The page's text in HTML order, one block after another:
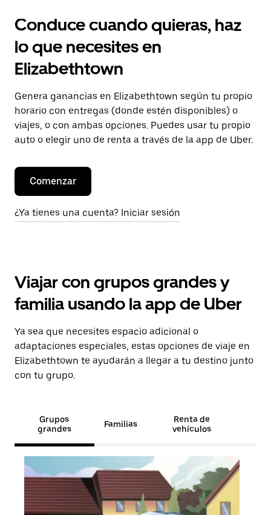
Conduce cuando quieras, haz
lo que necesites en
Elizabethtown
Genera ganancias en Elizabethtown según tu propio
horario con entregas (donde estén disponibles) o
viajes, o con ambas opciones. Puedes usar tu propio
auto o elegir uno de renta a través de la app de Uber.
Comenzar
¿Ya tienes una cuenta? Iniciar sesión
Viajar con grupos grandes y
familia usando la app de Uber
Ya sea que necesites espacio adicional o
adaptaciones especiales, estas opciones de viaje en
Elizabethtown te ayudarán a llegar a tu destino junto
con tu grupo.
Grupos
grandes
Familias
Renta de
vehículos